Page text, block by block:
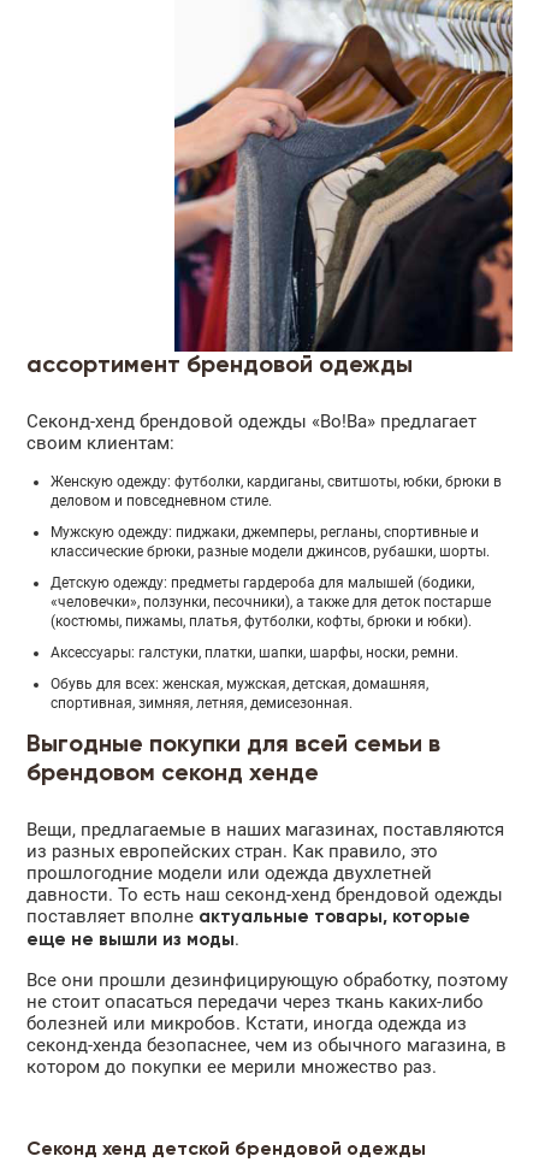
ассортимент брендовой одежды
Секонд-хенд брендовой одежды «Во!Ва» предлагает
своим клиентам:
Женскую одежду: футболки, кардиганы, свитшоты, юбки, брюки в
деловом и повседневном стиле.
Мужскую одежду: пиджаки, джемперы, регланы, спортивные и
классические брюки, разные модели джинсов, рубашки, шорты.
Детскую одежду: предметы гардероба для малышей (бодики,
«человечки», ползунки, песочники), а также для деток постарше
(костюмы, пижамы, платья, футболки, кофты, брюки и юбки).
Аксессуары: галстуки, платки, шапки, шарфы, носки, ремни.
Обувь для всех: женская, мужская, детская, домашняя,
спортивная, зимняя, летняя, демисезонная.
Выгодные покупки для всей семьи в
брендовом секонд хенде
Вещи, предлагаемые в наших магазинах, поставляются
из разных европейских стран. Как правило, это
прошлогодние модели или одежда двухлетней
давности. То есть наш секонд-хенд брендовой одежды
поставляет вполне актуальные товары, которые
еще не вышли из моды.
Все они прошли дезинфицирующую обработку, поэтому
не стоит опасаться передачи через ткань каких-либо
болезней или микробов. Кстати, иногда одежда из
секонд-хенда безопаснее, чем из обычного магазина, в
котором до покупки ее мерили множество раз.
Секонд хенд детской брендовой одежды